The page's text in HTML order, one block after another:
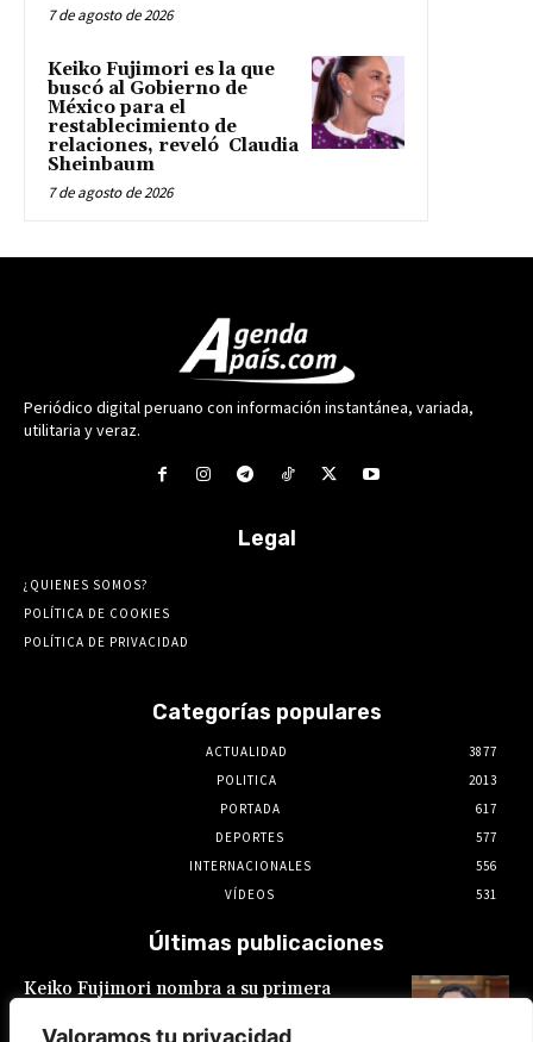
Valoramos tu privacidad
7 de agosto de 2026
Keiko Fujimori es la que
buscó al Gobierno de
México para el
restablecimiento de
relaciones, reveló Claudia
Sheinbaum
7 de agosto de 2026
Periódico digital peruano con información instantánea, variada,
utilitaria y veraz.
Legal
¿QUIENES SOMOS?
POLÍTICA DE COOKIES
POLÍTICA DE PRIVACIDAD
Categorías populares
ACTUALIDAD
3877
POLITICA
2013
PORTADA
617
DEPORTES
577
INTERNACIONALES
556
VÍDEOS
531
Últimas publicaciones
Keiko Fujimori nombra a su primera
encargada: es Hilda Sandoval Cornejo